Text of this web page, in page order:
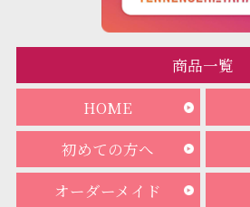
商品一覧
HOME
初めての方へ
オーダーメイド